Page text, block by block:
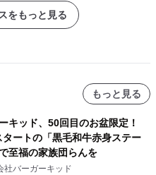
をもっと見る
もっと見る
キッド、50回目のお盆限定！
タートの「黒毛和牛赤身ステー
至福の家族団らんを
社バーガーキッド